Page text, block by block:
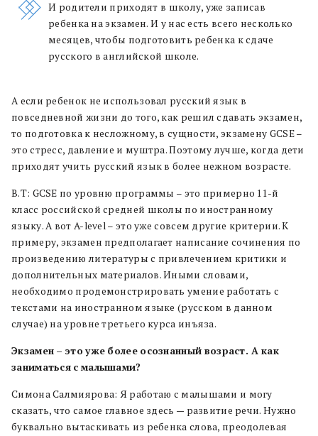
И родители приходят в школу, уже записав
ребенка на экзамен. И у нас есть всего несколько
месяцев, чтобы подготовить ребенка к сдаче
русского в английской школе.
А если ребенок не использовал русский язык в
повседневной жизни до того, как решил сдавать экзамен,
то подготовка к несложному, в сущности, экзамену GCSE –
это стресс, давление и муштра. Поэтому лучше, когда дети
приходят учить русский язык в более нежном возрасте.
В.Т: GCSE по уровню программы – это примерно 11-й
класс российской средней школы по иностранному
языку. А вот A-level – это уже совсем другие критерии. К
примеру, экзамен предполагает написание сочинения по
произведению литературы с привлечением критики и
дополнительных материалов. Иными словами,
необходимо продемонстрировать умение работать с
текстами на иностранном языке (русском в данном
случае) на уровне третьего курса инъяза.
Экзамен – это уже более осознанный возраст. А как
заниматься с малышами?
Симона Салмиярова: Я работаю с малышами и могу
сказать, что самое главное здесь — развитие речи. Нужно
буквально вытаскивать из ребенка слова, преодолевая